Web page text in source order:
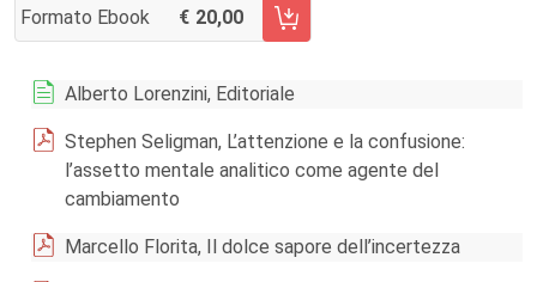
Formato Ebook 20,00
AGGIUNGI AL CARRELLO FASCICOLO 3/2014
Alberto Lorenzini, Editoriale
Stephen Seligman, L’attenzione e la confusione:
l’assetto mentale analitico come agente del
cambiamento
Marcello Florita, Il dolce sapore dell’incertezza